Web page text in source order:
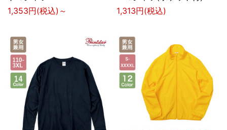
1,353円(税込)～
1,313円(税込)